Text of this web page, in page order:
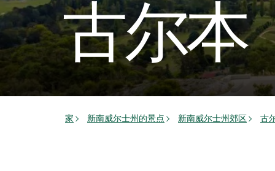
古尔本
家 新南威尔士州的景点 新南威尔士州郊区 古